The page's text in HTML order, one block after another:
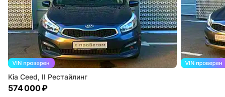
Kia Ceed, II Рестайлинг
574 000 ₽